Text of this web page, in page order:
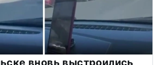
вновь выстроились